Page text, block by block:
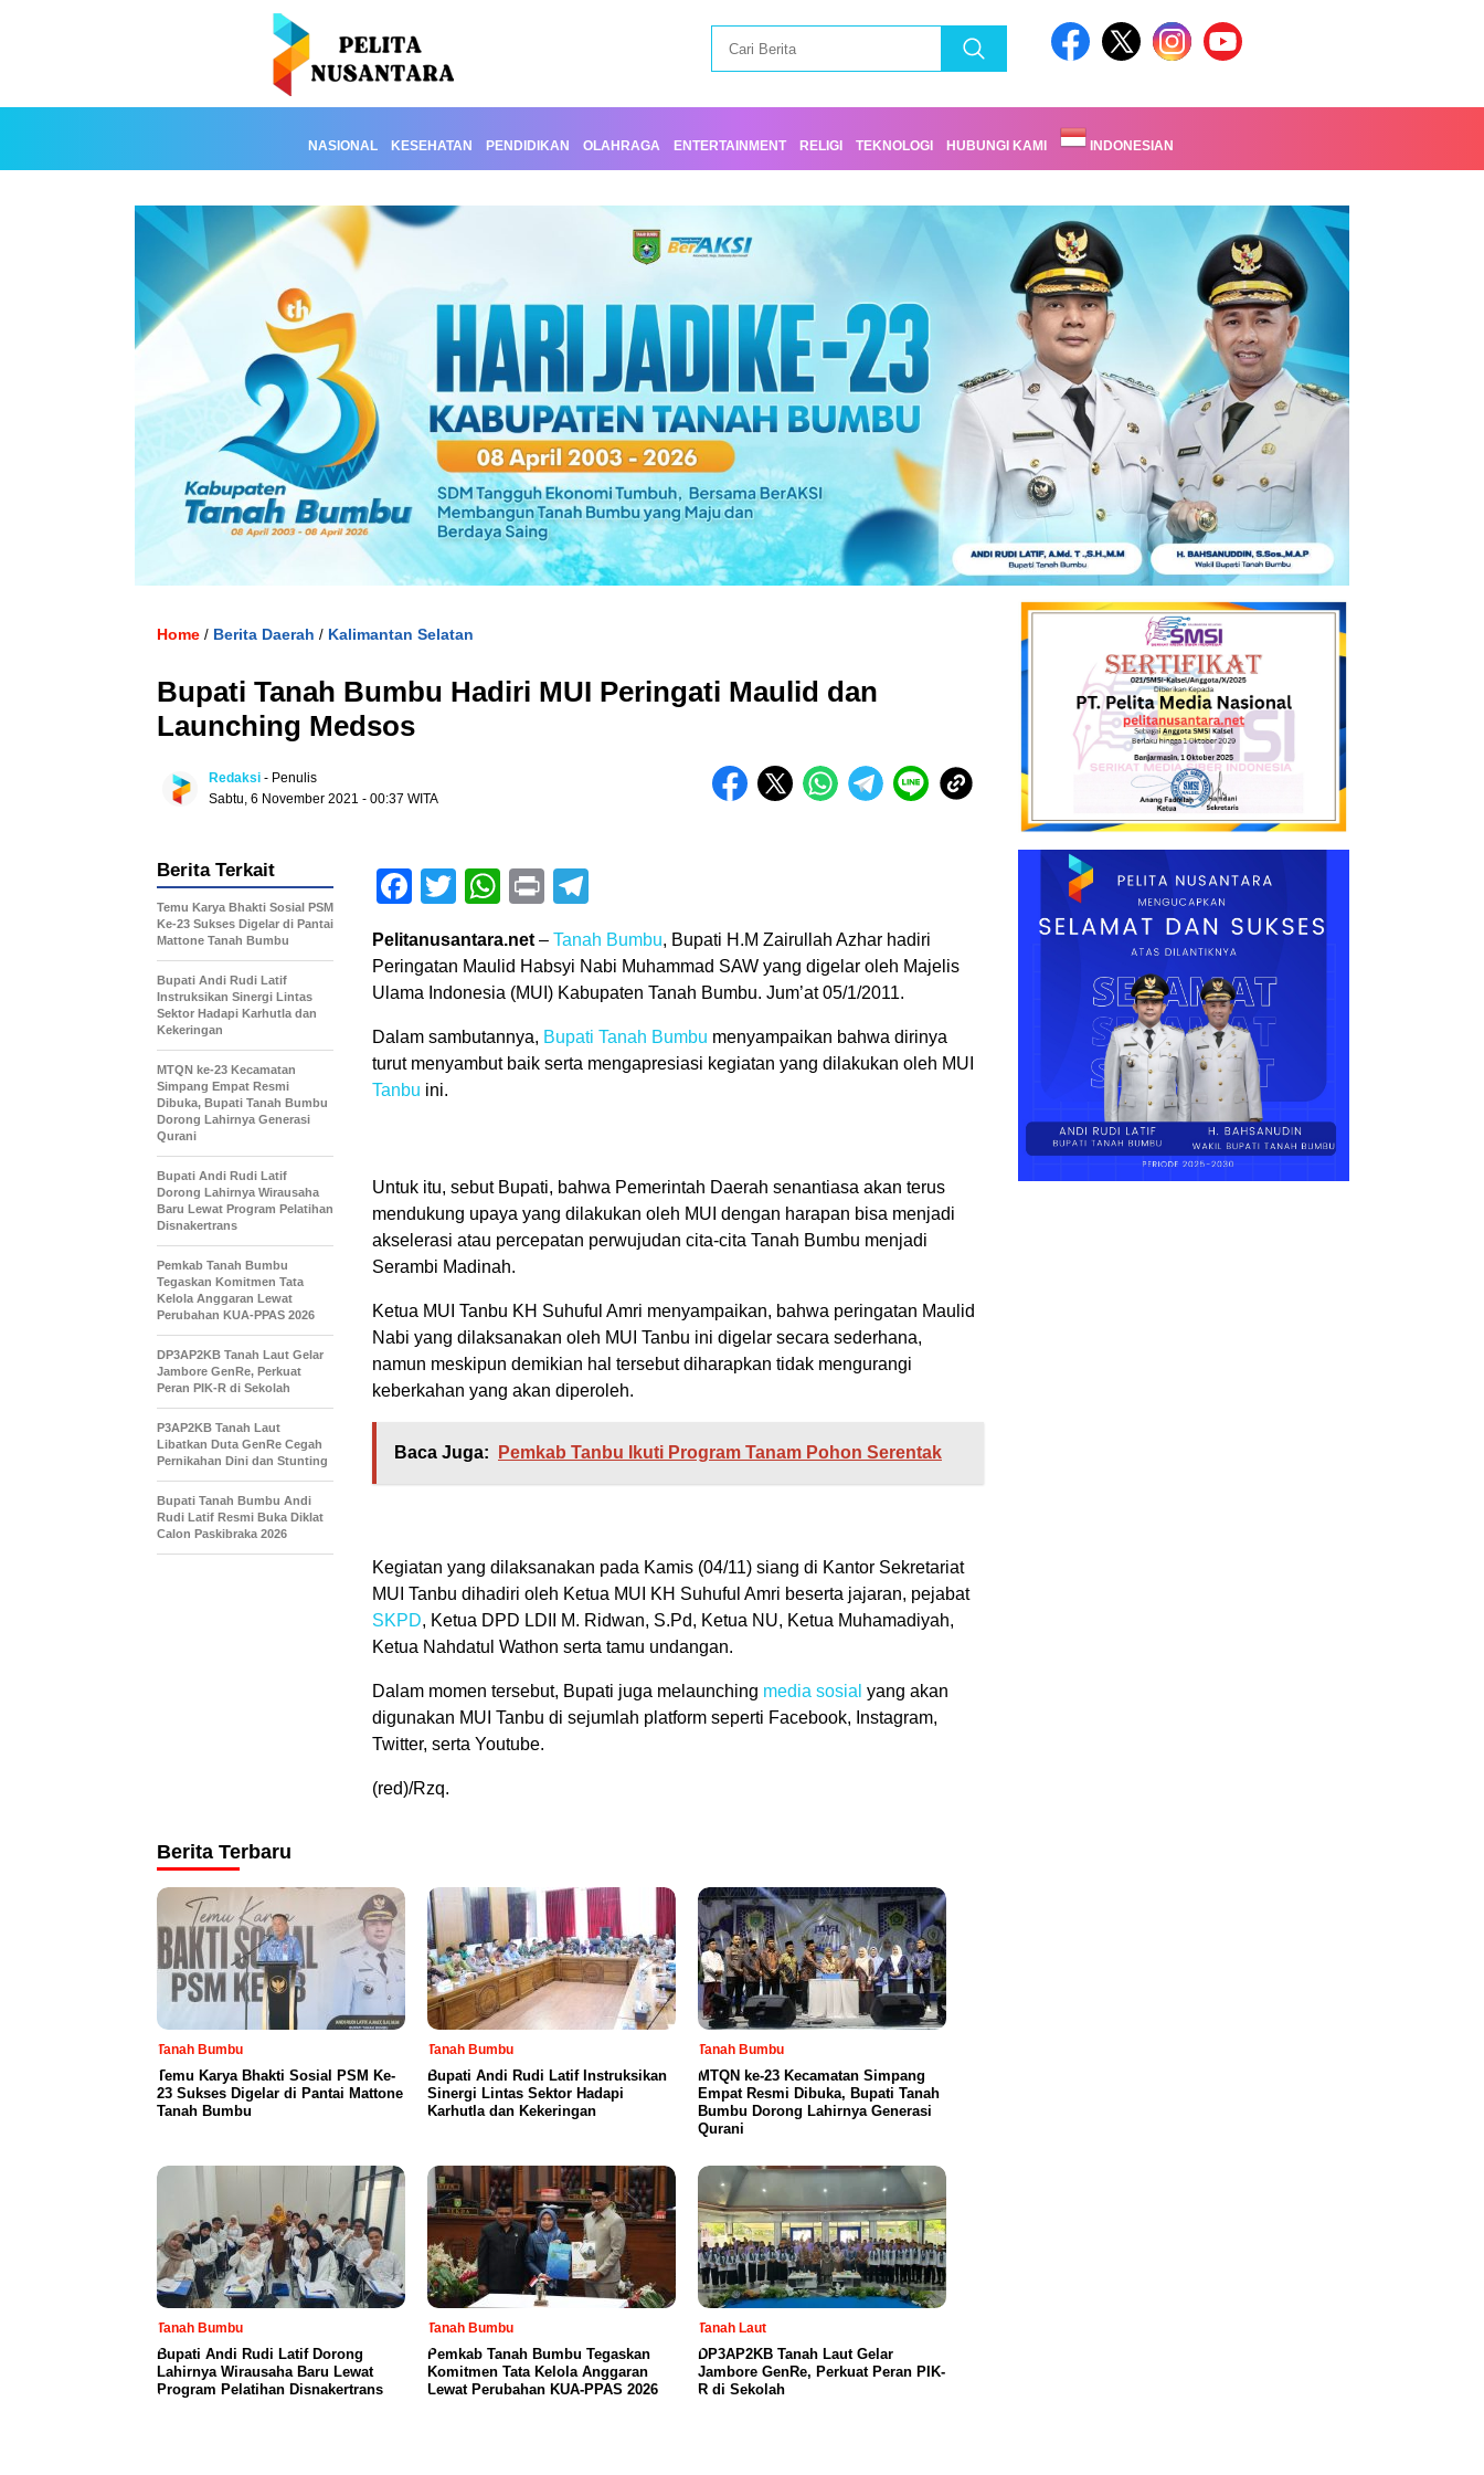
NASIONAL KESEHATAN PENDIDIKAN OLAHRAGA ENTERTAINMENT RELIGI TEKNOLOGI HUBUNGI KAMI INDONESIAN
Home / Berita Daerah / Kalimantan Selatan
Bupati Tanah Bumbu Hadiri MUI Peringati Maulid dan
Launching Medsos
Redaksi - Penulis
Sabtu, 6 November 2021 - 00:37 WITA
Facebook
TwitterWhatsApp
Print
Pelitanusantara.net – Tanah Bumbu, Bupati H.M Zairullah Azhar hadiri
Peringatan Maulid Habsyi Nabi Muhammad SAW yang digelar oleh Majelis
Ulama Indonesia (MUI) Kabupaten Tanah Bumbu. Jum’at 05/1/2011.
Dalam sambutannya, Bupati Tanah Bumbu menyampaikan bahwa dirinya
turut menyambut baik serta mengapresiasi kegiatan yang dilakukan oleh MUI
Tanbu ini.
Untuk itu, sebut Bupati, bahwa Pemerintah Daerah senantiasa akan terus
mendukung upaya yang dilakukan oleh MUI dengan harapan bisa menjadi
akselerasi atau percepatan perwujudan cita-cita Tanah Bumbu menjadi
Serambi Madinah.
Ketua MUI Tanbu KH Suhuful Amri menyampaikan, bahwa peringatan Maulid
Nabi yang dilaksanakan oleh MUI Tanbu ini digelar secara sederhana,
namun meskipun demikian hal tersebut diharapkan tidak mengurangi
keberkahan yang akan diperoleh.
Baca Juga: Pemkab Tanbu Ikuti Program Tanam Pohon Serentak
Kegiatan yang dilaksanakan pada Kamis (04/11) siang di Kantor Sekretariat
MUI Tanbu dihadiri oleh Ketua MUI KH Suhuful Amri beserta jajaran, pejabat
SKPD, Ketua DPD LDII M. Ridwan, S.Pd, Ketua NU, Ketua Muhamadiyah,
Ketua Nahdatul Wathon serta tamu undangan.
Dalam momen tersebut, Bupati juga melaunching media sosial yang akan
digunakan MUI Tanbu di sejumlah platform seperti Facebook, Instagram,
Twitter, serta Youtube.
(red)/Rzq.
Berita Terkait
Temu Karya Bhakti Sosial PSM
Ke-23 Sukses Digelar di Pantai
Mattone Tanah Bumbu
Bupati Andi Rudi Latif
Instruksikan Sinergi Lintas
Sektor Hadapi Karhutla dan
Kekeringan
MTQN ke-23 Kecamatan
Simpang Empat Resmi
Dibuka, Bupati Tanah Bumbu
Dorong Lahirnya Generasi
Qurani
Bupati Andi Rudi Latif
Dorong Lahirnya Wirausaha
Baru Lewat Program Pelatihan
Disnakertrans
Pemkab Tanah Bumbu
Tegaskan Komitmen Tata
Kelola Anggaran Lewat
Perubahan KUA-PPAS 2026
DP3AP2KB Tanah Laut Gelar
Jambore GenRe, Perkuat
Peran PIK-R di Sekolah
P3AP2KB Tanah Laut
Libatkan Duta GenRe Cegah
Pernikahan Dini dan Stunting
Bupati Tanah Bumbu Andi
Rudi Latif Resmi Buka Diklat
Calon Paskibraka 2026
Berita Terbaru
Tanah Bumbu
Temu Karya Bhakti Sosial PSM Ke-
23 Sukses Digelar di Pantai Mattone
Tanah Bumbu
Tanah Bumbu
Bupati Andi Rudi Latif Instruksikan
Sinergi Lintas Sektor Hadapi
Karhutla dan Kekeringan
Tanah Bumbu
MTQN ke-23 Kecamatan Simpang
Empat Resmi Dibuka, Bupati Tanah
Bumbu Dorong Lahirnya Generasi
Qurani
Tanah Bumbu
Bupati Andi Rudi Latif Dorong
Lahirnya Wirausaha Baru Lewat
Program Pelatihan Disnakertrans
Tanah Bumbu
Pemkab Tanah Bumbu Tegaskan
Komitmen Tata Kelola Anggaran
Lewat Perubahan KUA-PPAS 2026
Tanah Laut
DP3AP2KB Tanah Laut Gelar
Jambore GenRe, Perkuat Peran PIK-
R di Sekolah